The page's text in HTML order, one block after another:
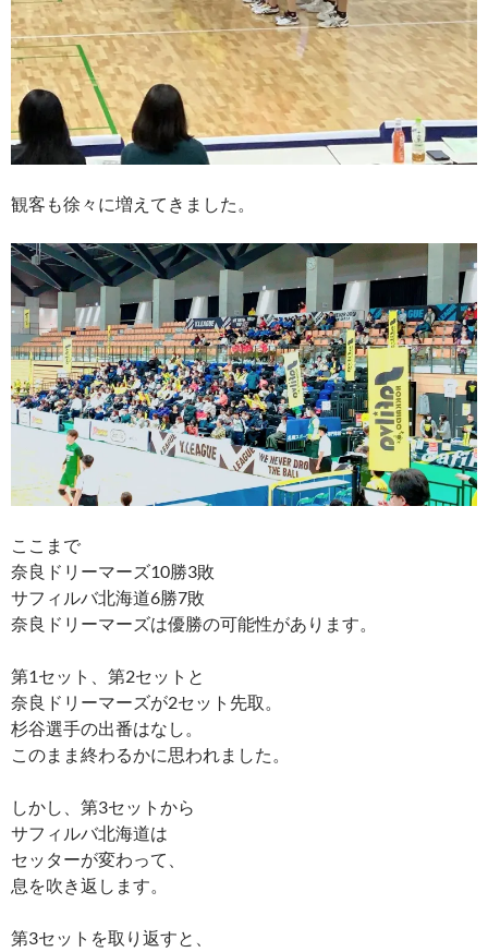
観客も徐々に増えてきました。
ここまで
奈良ドリーマーズ10勝3敗
サフィルバ北海道6勝7敗
奈良ドリーマーズは優勝の可能性があります。
第1セット、第2セットと
奈良ドリーマーズが2セット先取。
杉谷選手の出番はなし。
このまま終わるかに思われました。
しかし、第3セットから
サフィルバ北海道は
セッターが変わって、
息を吹き返します。
第3セットを取り返すと、